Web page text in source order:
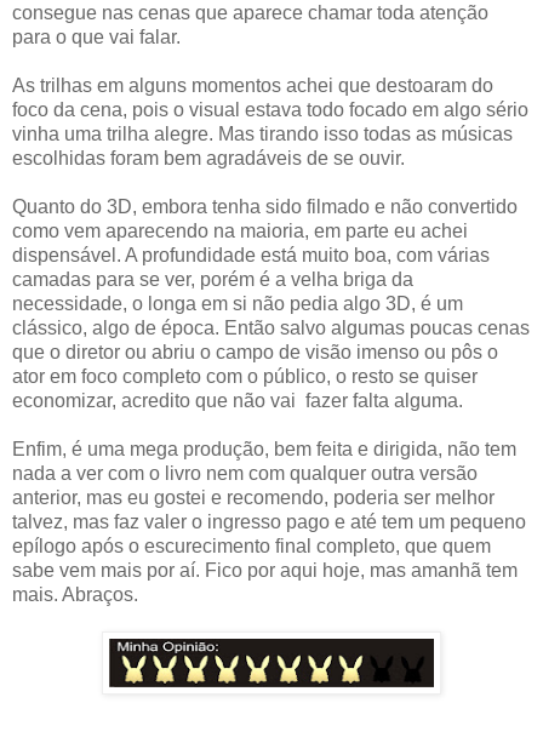
consegue nas cenas que aparece chamar toda atenção
para o que vai falar.
As trilhas em alguns momentos achei que destoaram do
foco da cena, pois o visual estava todo focado em algo sério
vinha uma trilha alegre. Mas tirando isso todas as músicas
escolhidas foram bem agradáveis de se ouvir.
Quanto do 3D, embora tenha sido filmado e não convertido
como vem aparecendo na maioria, em parte eu achei
dispensável. A profundidade está muito boa, com várias
camadas para se ver, porém é a velha briga da
necessidade, o longa em si não pedia algo 3D, é um
clássico, algo de época. Então salvo algumas poucas cenas
que o diretor ou abriu o campo de visão imenso ou pôs o
ator em foco completo com o público, o resto se quiser
economizar, acredito que não vai fazer falta alguma.
Enfim, é uma mega produção, bem feita e dirigida, não tem
nada a ver com o livro nem com qualquer outra versão
anterior, mas eu gostei e recomendo, poderia ser melhor
talvez, mas faz valer o ingresso pago e até tem um pequeno
epílogo após o escurecimento final completo, que quem
sabe vem mais por aí. Fico por aqui hoje, mas amanhã tem
mais. Abraços.